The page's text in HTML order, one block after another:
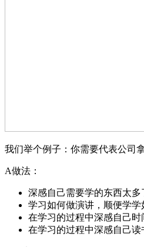
我们举个例子：你需要代表公司
A做法：
深感自己需要学的东西太
学习如何做演讲，顺便学学
在学习的过程中深感自己
在学习的过程中深感自己